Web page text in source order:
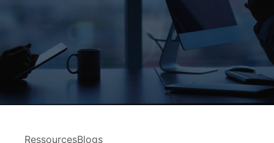
RessourcesBlogs